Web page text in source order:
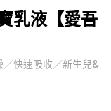
乳液【愛吾
快速吸收／新生兒&